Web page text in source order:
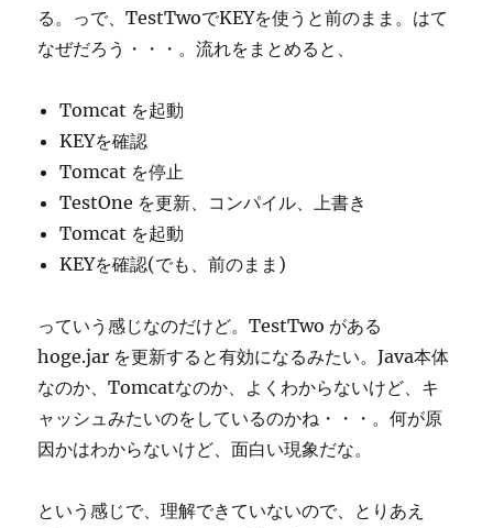
る。っで、TestTwoでKEYを使うと前のまま。はて
なぜだろう・・・。流れをまとめると、
Tomcat を起動
KEYを確認
Tomcat を停止
TestOne を更新、コンパイル、上書き
Tomcat を起動
KEYを確認(でも、前のまま)
っていう感じなのだけど。TestTwo がある
hoge.jar を更新すると有効になるみたい。Java本体
なのか、Tomcatなのか、よくわからないけど、キ
ャッシュみたいのをしているのかね・・・。何が原
因かはわからないけど、面白い現象だな。
という感じで、理解できていないので、とりあえ